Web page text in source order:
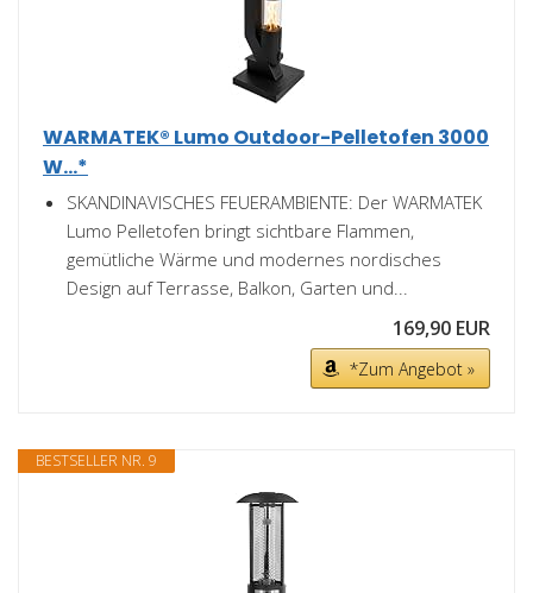
WARMATEK® Lumo Outdoor-Pelletofen 3000
W...*
SKANDINAVISCHES FEUERAMBIENTE: Der WARMATEK
Lumo Pelletofen bringt sichtbare Flammen,
gemütliche Wärme und modernes nordisches
Design auf Terrasse, Balkon, Garten und...
169,90 EUR
*Zum Angebot »
BESTSELLER NR. 9